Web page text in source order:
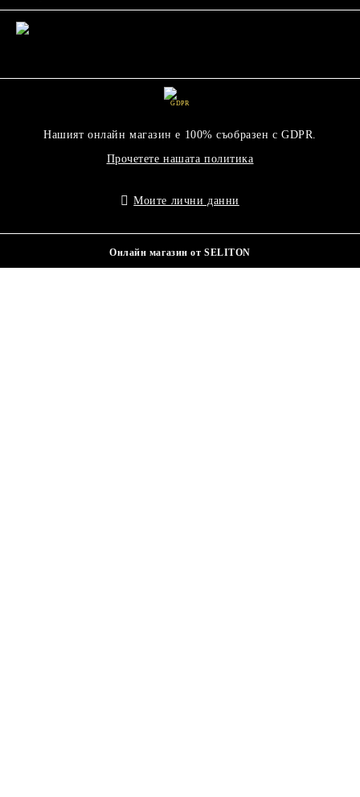
GDPR
Нашият онлайн магазин е 100% съобразен с GDPR.
Прочетете нашата политика
Моите лични данни
Онлайн магазин от SELITON